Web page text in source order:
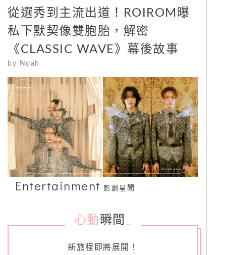
從選秀到主流出道！ROIROM曝
私下默契像雙胞胎，解密
《CLASSIC WAVE》幕後故事
by Noah
Entertainment 影劇星聞
心動 瞬間
新旅程即將展開！